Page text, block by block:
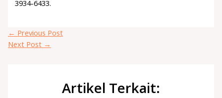
3934-6433.
← Previous Post
Next Post →
Artikel Terkait: